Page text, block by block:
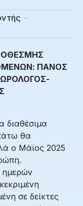
ΠΑΝΟΣ
διαθέσιμα
θα
ο Μάϊος 2025
ημερών
σε δείκτες